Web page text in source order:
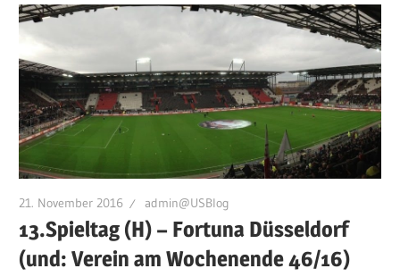
21. November 2016 admin@USBlog
13.Spieltag (H) – Fortuna Düsseldorf
(und: Verein am Wochenende 46/16)